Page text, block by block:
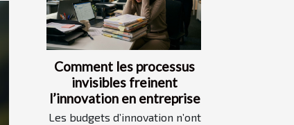
Comment les processus
invisibles freinent
l’innovation en entreprise
Les budgets d’innovation n’ont